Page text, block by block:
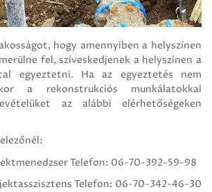
hogy amennyiben a helyszínen
fel, szíveskedjenek a helyszínen a
egyeztetni. Ha az egyeztetés nem
a rekonstrukciós munkálatokkal
az alábbi elérhetőségeken
Telefon: 06-70-392-59-98
Telefon: 06-70-342-46-30